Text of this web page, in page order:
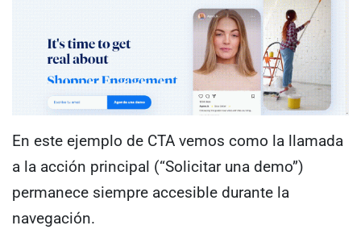
En este ejemplo de CTA vemos como la llamada
a la acción principal (“Solicitar una demo”)
permanece siempre accesible durante la
navegación.